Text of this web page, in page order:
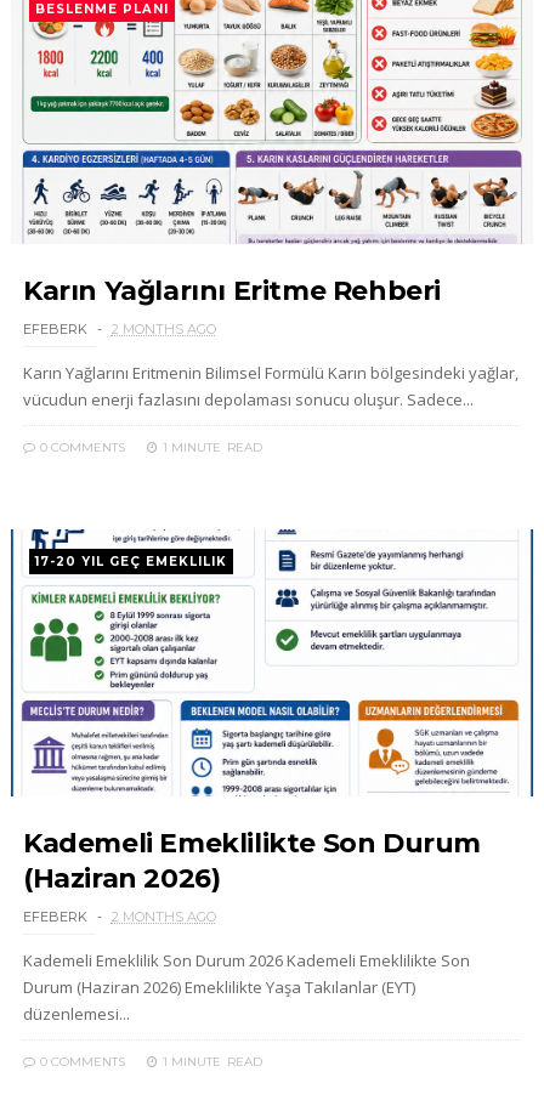
BESLENME PLANI
Karın Yağlarını Eritme Rehberi
EFEBERK 2 MONTHS AGO
Karın Yağlarını Eritmenin Bilimsel Formülü Karın bölgesindeki yağlar,
vücudun enerji fazlasını depolaması sonucu oluşur. Sadece...
0 COMMENTS 1 MINUTE READ
17-20 YIL GEÇ EMEKLILIK
Kademeli Emeklilikte Son Durum
(Haziran 2026)
EFEBERK 2 MONTHS AGO
Kademeli Emeklilik Son Durum 2026 Kademeli Emeklilikte Son
Durum (Haziran 2026) Emeklilikte Yaşa Takılanlar (EYT)
düzenlemesi...
0 COMMENTS 1 MINUTE READ